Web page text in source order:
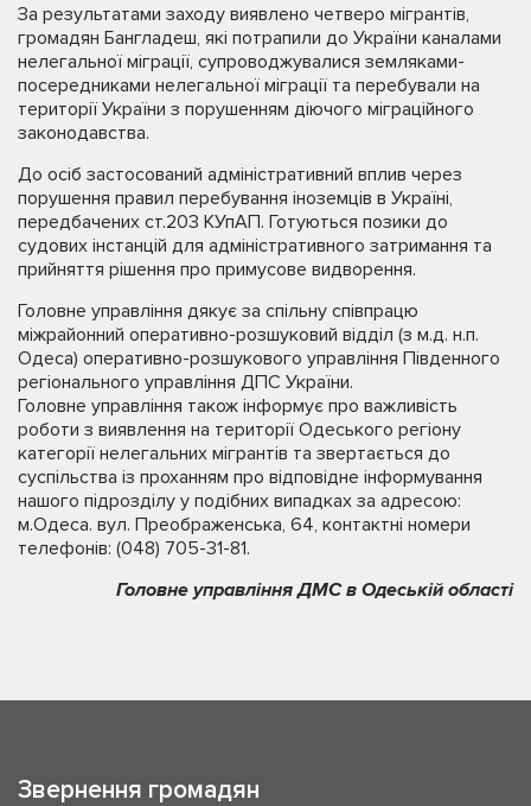
За результатами заходу виявлено четверо мігрантів,
громадян Бангладеш, які потрапили до України каналами
нелегальної міграції, супроводжувалися земляками-
посередниками нелегальної міграції та перебували на
території України з порушенням діючого міграційного
законодавства.
До осіб застосований адміністративний вплив через
порушення правил перебування іноземців в Україні,
передбачених ст.203 КУпАП. Готуються позики до
судових інстанцій для адміністративного затримання та
прийняття рішення про примусове видворення.
Головне управління дякує за спільну співпрацю
міжрайонний оперативно-розшуковий відділ (з м.д. н.п.
Одеса) оперативно-розшукового управління Південного
регіонального управління ДПС України.
Головне управління також інформує про важливість
роботи з виявлення на території Одеського регіону
категорії нелегальних мігрантів та звертається до
суспільства із проханням про відповідне інформування
нашого підрозділу у подібних випадках за адресою:
м.Одеса. вул. Преображенська, 64, контактні номери
телефонів: (048) 705-31-81.
Головне управління ДМС в Одеській області
Звернення громадян